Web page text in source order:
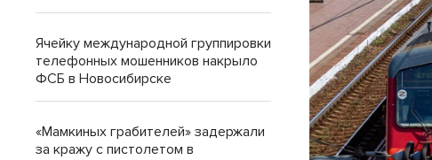
Ячейку международной группировки
телефонных мошенников накрыло
ФСБ в Новосибирске
«Мамкиных грабителей» задержали
за кражу с пистолетом в